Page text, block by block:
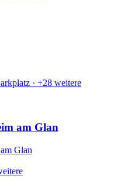
· +28 weitere
am Glan
Glan